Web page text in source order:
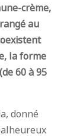
crème,
au
la forme
60 à 95
donné